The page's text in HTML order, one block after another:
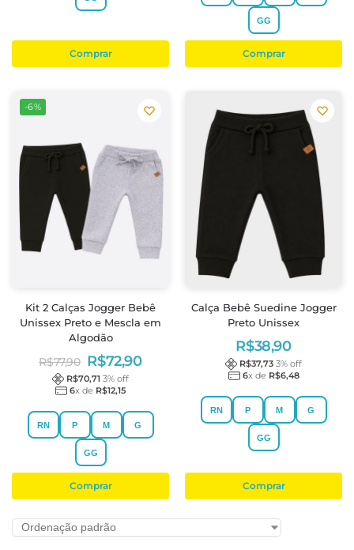
Comprar
GG
Comprar
-6%
Kit 2 Calças Jogger Bebê
Unissex Preto e Mescla em
Algodão
R$77,90 R$72,90
R$70,71 3% off
6x de R$12,15
RN P M G
GG
Comprar
Calça Bebê Suedine Jogger
Preto Unissex
R$38,90
R$37,73 3% off
6x de R$6,48
RN P M G
GG
Comprar